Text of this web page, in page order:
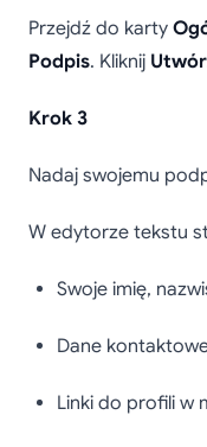
Przejdź do karty
Podpis. Kliknij
Krok 3
Nadaj swojemu
W edytorze tekstu
Swoje imię,
Dane
Linki do profili w